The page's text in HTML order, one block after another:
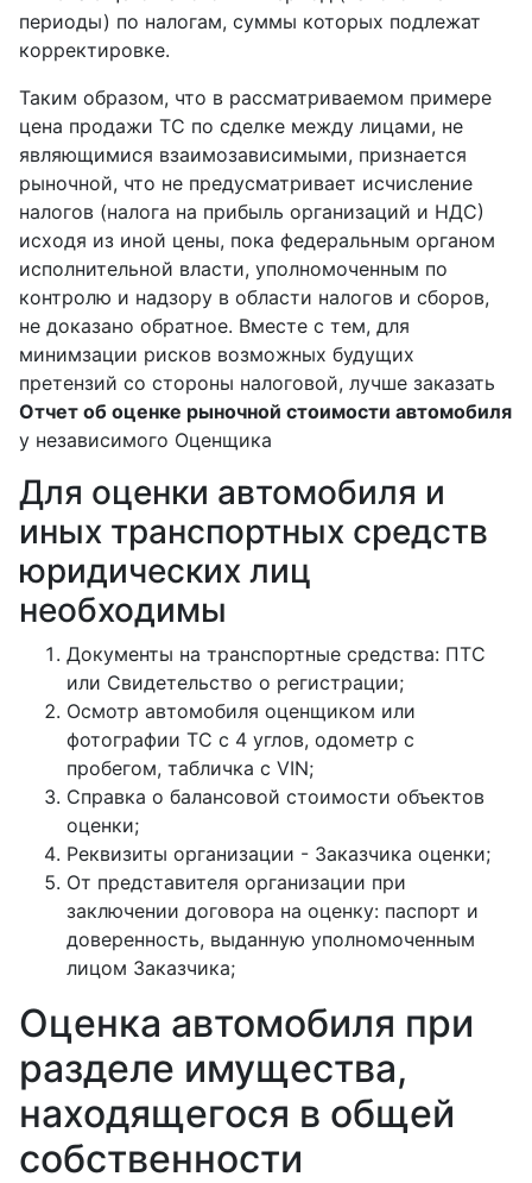
периоды) по налогам, суммы которых подлежат
корректировке.
Таким образом, что в рассматриваемом примере
цена продажи ТС по сделке между лицами, не
являющимися взаимозависимыми, признается
рыночной, что не предусматривает исчисление
налогов (налога на прибыль организаций и НДС)
исходя из иной цены, пока федеральным органом
исполнительной власти, уполномоченным по
контролю и надзору в области налогов и сборов,
не доказано обратное. Вместе с тем, для
минимзации рисков возможных будущих
претензий со стороны налоговой, лучше заказать
Отчет об оценке рыночной стоимости автомобиля
у независимого Оценщика
Для оценки автомобиля и
иных транспортных средств
юридических лиц
необходимы
Документы на транспортные средства: ПТС
или Свидетельство о регистрации;
Осмотр автомобиля оценщиком или
фотографии ТС с 4 углов, одометр с
пробегом, табличка с VIN;
Справка о балансовой стоимости объектов
оценки;
Реквизиты организации - Заказчика оценки;
От представителя организации при
заключении договора на оценку: паспорт и
доверенность, выданную уполномоченным
лицом Заказчика;
Оценка автомобиля при
разделе имущества,
находящегося в общей
собственности